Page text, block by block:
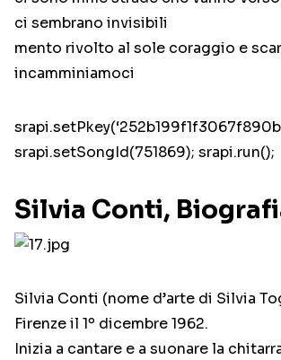
ci sembrano invisibili
mento rivolto al sole coraggio e
incamminiamoci
srapi.setSongId(751869); srapi.run();
Silvia Conti,
Silvia Conti (nome d’arte di Silvia
Firenze il 1º dicembre 1962.
Inizia a cantare e a suonare la